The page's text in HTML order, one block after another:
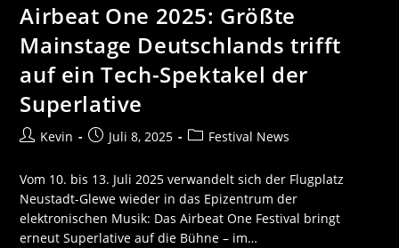
Airbeat One 2025: Größte
Mainstage Deutschlands trifft
auf ein Tech-Spektakel der
Superlative
Kevin Juli 8, 2025 Festival News
Vom 10. bis 13. Juli 2025 verwandelt sich der Flugplatz
Neustadt-Glewe wieder in das Epizentrum der
elektronischen Musik: Das Airbeat One Festival bringt
erneut Superlative auf die Bühne – im…